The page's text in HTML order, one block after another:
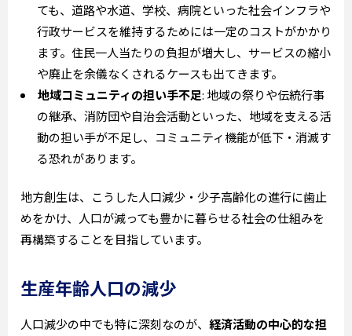
ても、道路や水道、学校、病院といった社会インフラや
行政サービスを維持するためには一定のコストがかかり
ます。住民一人当たりの負担が増大し、サービスの縮小
や廃止を余儀なくされるケースも出てきます。
地域コミュニティの担い手不足: 地域の祭りや伝統行事
の継承、消防団や自治会活動といった、地域を支える活
動の担い手が不足し、コミュニティ機能が低下・消滅す
る恐れがあります。
地方創生は、こうした人口減少・少子高齢化の進行に歯止
めをかけ、人口が減っても豊かに暮らせる社会の仕組みを
再構築することを目指しています。
生産年齢人口の減少
人口減少の中でも特に深刻なのが、 経済活動の中心的な担